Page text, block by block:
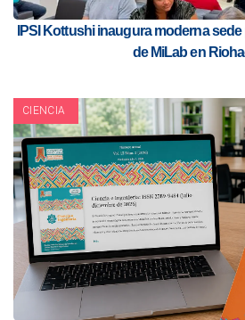
IPSI Kottushi inaugura moderna
de MiLab en
CIENCIA